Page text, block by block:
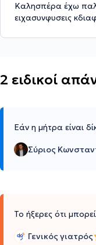
Καλησπέρα έχω
ειχασυνφυσεις
2 ειδικοί
Εάν η μήτρα είναι
Σύριος
Το ήξερες ότι
Γενικός γιατρός